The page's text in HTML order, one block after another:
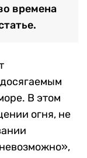
времена
В этом
огня, не